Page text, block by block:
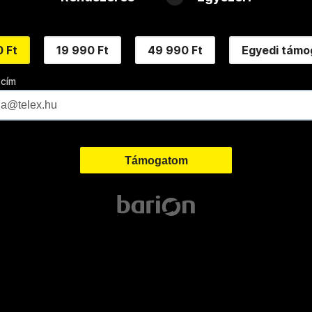
Ft 19 990 Ft 49 990 Ft Egyedi